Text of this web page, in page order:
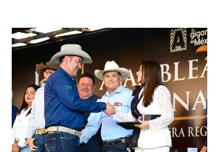
Corazón Urbano y el Municipio capital. Leo Montañez
informó que en este programa se usarán cerca de 90 mil
metros cuadrados de pintura, para dar inicio en la calle
Nieto, entre Jesús F. Elizondo y la calle 22 de Octubre, con
lo que se aplicará pintura en 66 casas. Posteriormente se
llevará este programa a Villas de Nuestra Señora de la
Asunción, Avenida Alameda y Decreto 27 de Septiembre, en
los edificios FOVISSSTE Ojo de Agua, en la comunidad
Norias de Paso Hondo y en los edificios de...